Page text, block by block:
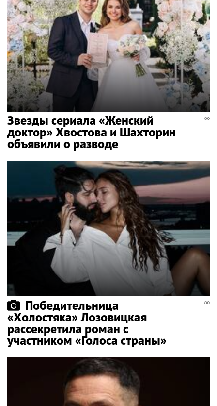
Звезды сериала «Женский
доктор» Хвостова и Шахторин
объявили о разводе
Победительница
«Холостяка» Лозовицкая
рассекретила роман с
участником «Голоса страны»